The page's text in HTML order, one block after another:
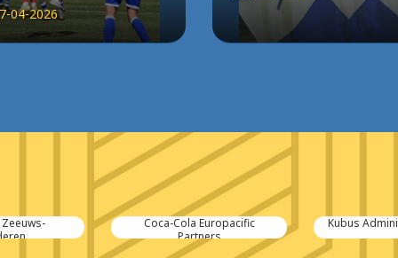
04-2026
Kubus Administratiekantoren